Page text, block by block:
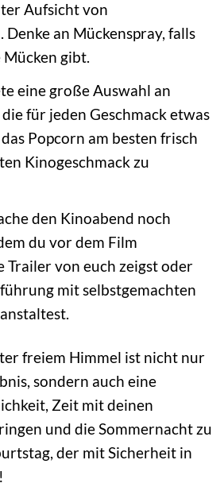
Aufsicht von
Denke an Mückenspray, falls
Mücken gibt.
eine große Auswahl an
für jeden Geschmack etwas
Popcorn am besten frisch
Kinogeschmack zu
den Kinoabend noch
du vor dem Film
Trailer von euch zeigst oder
mit selbstgemachten
freiem Himmel ist nicht nur
sondern auch eine
Zeit mit deinen
und die Sommernacht zu
der mit Sicherheit in